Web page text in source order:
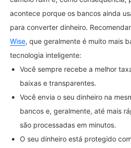
acontece porque os bancos ainda
para converter dinheiro.
Wise, que geralmente é muito mais
tecnologia inteligente:
Você sempre recebe a melhor
baixas e transparentes.
Você envia o seu dinheiro na
bancos e, geralmente, até mais
são processadas em minutos.
O seu dinheiro está protegido